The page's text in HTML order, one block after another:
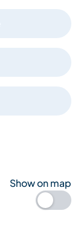
Show on map